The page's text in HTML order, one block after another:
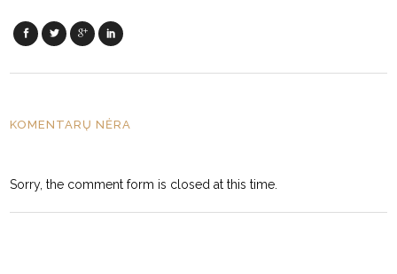
KOMENTARŲ NĖRA
Sorry, the comment form is closed at this time.